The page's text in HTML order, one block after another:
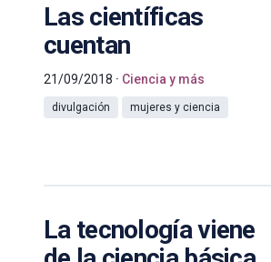
Las científicas
cuentan
21/09/2018 Ciencia y más
divulgación mujeres y ciencia
La tecnología viene